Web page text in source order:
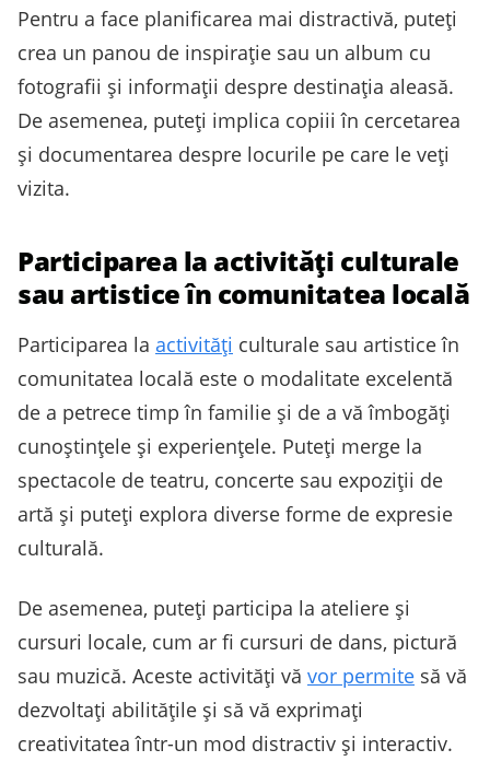
Pentru a face planificarea mai distractivă, puteți
crea un panou de inspirație sau un album cu
fotografii și informații despre destinația aleasă.
De asemenea, puteți implica copiii în cercetarea
și documentarea despre locurile pe care le veți
vizita.
Participarea la activități culturale
sau artistice în comunitatea locală
Participarea la activități culturale sau artistice în
comunitatea locală este o modalitate excelentă
de a petrece timp în familie și de a vă îmbogăți
cunoștințele și experiențele. Puteți merge la
spectacole de teatru, concerte sau expoziții de
artă și puteți explora diverse forme de expresie
culturală.
De asemenea, puteți participa la ateliere și
cursuri locale, cum ar fi cursuri de dans, pictură
sau muzică. Aceste activități vă vor permite să vă
dezvoltați abilitățile și să vă exprimați
creativitatea într-un mod distractiv și interactiv.